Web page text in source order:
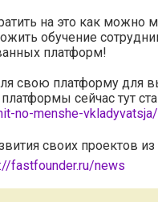
на это как можно
обучение
платформ!
свою платформу для
платформы сейчас тут
no-menshe-vkladyvatsja/
своих проектов
fastfounder.ru/news